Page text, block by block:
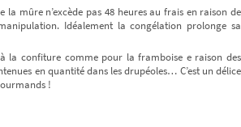
la mûre n’excède pas 48 heures au frais en raison de
Idéalement la congélation prolonge sa
la confiture comme pour la framboise e raison des
en quantité dans les drupéoles… C’est un délice
!